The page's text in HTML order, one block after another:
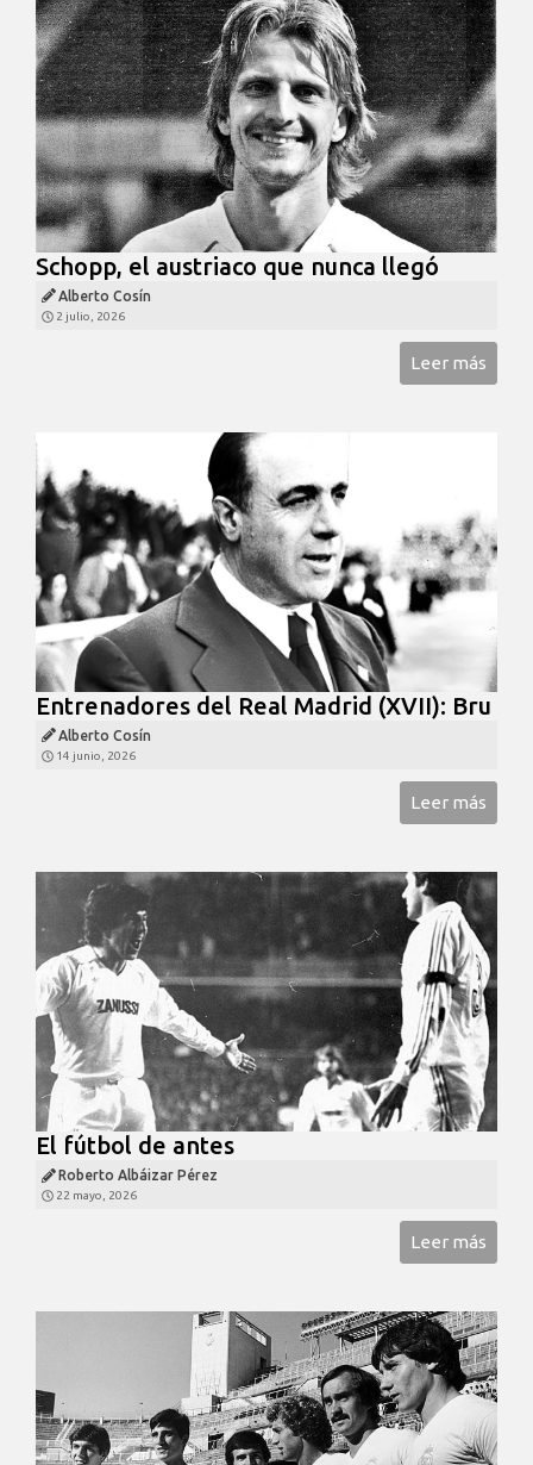
Schopp, el austriaco que nunca llegó
Alberto Cosín
2 julio, 2026
Leer más
Entrenadores del Real Madrid (XVII): Bru
Alberto Cosín
14 junio, 2026
Leer más
El fútbol de antes
Roberto Albáizar Pérez
22 mayo, 2026
Leer más